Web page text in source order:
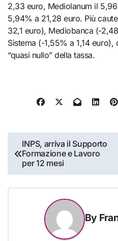
2,33 euro, Mediolanum il
5,94% a 21,28 euro. Più
32,1 euro), Mediobanca (-
Sistema (-1,55% a 1,14
“quasi nullo” della tassa.
Navigazione
articoli
INPS, arriva il Supporto
Formazione e Lavoro
per 12 mesi
By